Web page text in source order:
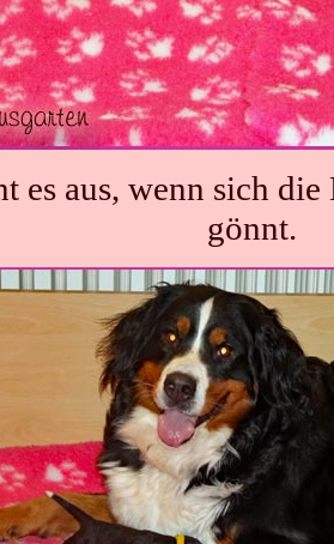
es aus, wenn sich
gönnt.